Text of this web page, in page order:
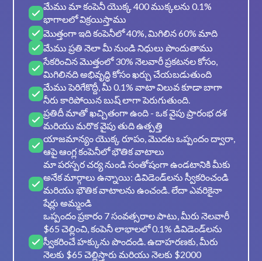
మేము మా కంపెనీ యొక్క 400 ముక్కలను 0.1%
భాగాలలో విక్రయిస్తాము
మొత్తంగా ఇది కంపెనీలో 40%, మిగిలిన 60% మాది
మేము ప్రతి నెలా మీ నుండి నిధులు పొందుతాము
సేకరించిన మొత్తంలో 30% నెలవారీ ప్రకటనల కోసం,
మిగిలినది అభివృద్ధి కోసం ఖర్చు చేయబడుతుంది
మేము పెరిగేకొద్దీ, మీ 0.1% వాటా విలువ కూడా బాగా
నీరు కారిపోయిన బుష్ లాగా పెరుగుతుంది.
ప్రతిదీ మాతో ఖచ్చితంగా ఉంది - ఒక వైపు ప్రారంభ దశ
మరియు మరొక వైపు తుది ఉత్పత్తి
యాజమాన్యం యొక్క రూపం, మొదట ఒప్పందం ద్వారా,
ఆపై ఆంగ్ల కంపెనీలో భౌతిక వాటాలు
మా పరస్పర చర్య నుండి సంతోషంగా ఉండటానికి మీకు
అనేక మార్గాలు ఉన్నాయి: డివిడెండ్‌లను స్వీకరించండి
మరియు భౌతిక వాటాలను ఉంచండి. లేదా ఎవరికైనా
షేర్లు అమ్మండి
ఒప్పందం ప్రకారం 7 సంవత్సరాల పాటు, మీరు నెలవారీ
$65 చెల్లించి, కంపెనీ లాభాలలో 0.1% డివిడెండ్‌లను
స్వీకరించే హక్కును పొందండి. ఉదాహరణకు, మీరు
నెలకు $65 చెల్లిస్తారు మరియు నెలకు $2000